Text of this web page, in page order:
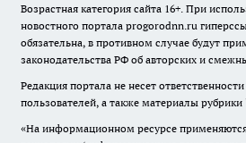
Возрастная категория сайта 16+. При
новостного портала progorodnn.ru
обязательна, в противном случае будут
законодательства РФ об авторских и
Редакция портала не несет
пользователей, а также материалы
«На информационном ресурсе